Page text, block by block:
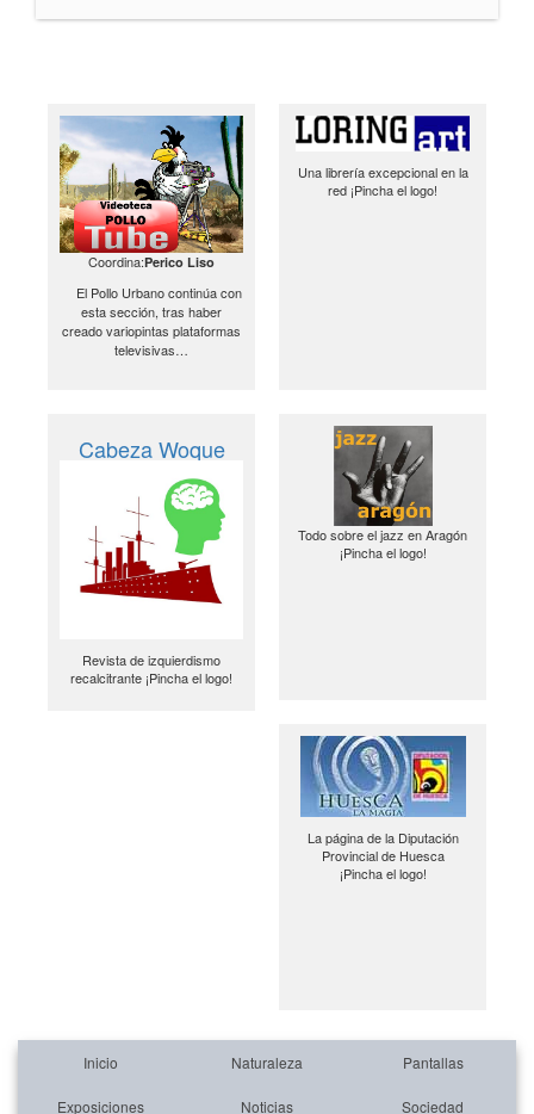
Coordina:Perico Liso
El Pollo Urbano continúa con
esta sección, tras haber
creado variopintas plataformas
televisivas…
Una librería excepcional en la
red ¡Pincha el logo!
Cabeza Woque
Revista de izquierdismo
recalcitrante ¡Pincha el logo!
Todo sobre el jazz en Aragón
¡Pincha el logo!
La página de la Diputación
Provincial de Huesca
¡Pincha el logo!
Inicio Naturaleza Pantallas
Exposiciones Noticias Sociedad